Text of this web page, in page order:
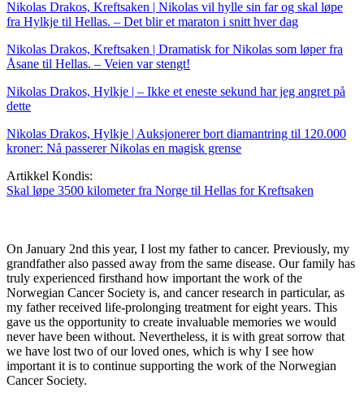
Nikolas Drakos, Kreftsaken | Nikolas vil hylle sin far og skal løpe
fra Hylkje til Hellas. – Det blir et maraton i snitt hver dag
Nikolas Drakos, Kreftsaken | Dramatisk for Nikolas som løper fra
Åsane til Hellas. – Veien var stengt!
Nikolas Drakos, Hylkje | – Ikke et eneste sekund har jeg angret på
dette
Nikolas Drakos, Hylkje | Auksjonerer bort diamantring til 120.000
kroner: Nå passerer Nikolas en magisk grense
Artikkel Kondis:
Skal løpe 3500 kilometer fra Norge til Hellas for Kreftsaken
On January 2nd this year, I lost my father to cancer. Previously, my
grandfather also passed away from the same disease. Our family has
truly experienced firsthand how important the work of the
Norwegian Cancer Society is, and cancer research in particular, as
my father received life-prolonging treatment for eight years. This
gave us the opportunity to create invaluable memories we would
never have been without. Nevertheless, it is with great sorrow that
we have lost two of our loved ones, which is why I see how
important it is to continue supporting the work of the Norwegian
Cancer Society.